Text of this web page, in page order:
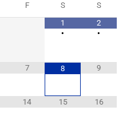
F S
S
1
•
2
•
7 8 9
14 15 16